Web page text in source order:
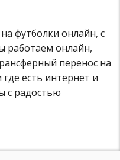
футболки онлайн, с
работаем онлайн,
перенос на
есть интернет и
с радостью